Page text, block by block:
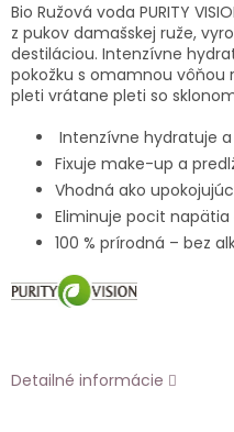
Bio Ružová voda PURITY
z pukov damašskej ruže,
destiláciou. Intenzívne
pokožku s omamnou vôňou
pleti vrátane pleti so
Intenzívne hydratuje
Fixuje make-up a
Vhodná ako
Eliminuje pocit
100 % prírodná – bez
Detailné informácie